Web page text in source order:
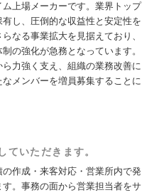
上場メーカーです。業界トップ
し、圧倒的な収益性と安定性を
なる事業拡大を見据えており、
の強化が急務となっています。
力強く支え、組織の業務改善に
メンバーを増員募集することに
ていただきます。
作成・来客対応・営業所内で発
。事務の面から営業担当者をサ